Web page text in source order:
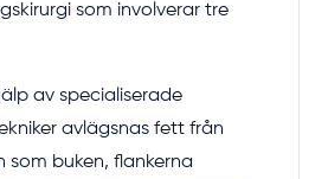
som involverar tre
av specialiserade
avlägsnas fett från
som buken, flankerna